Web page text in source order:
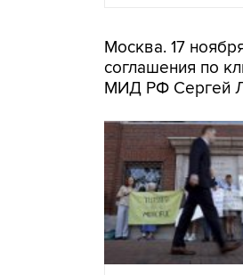
Москва. 17
соглашения по
МИД РФ Сергей